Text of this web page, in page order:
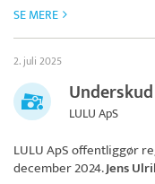
SE MERE
2. juli 2025
LULU ApS
LULU ApSoffentliggør
december 2024.Jens